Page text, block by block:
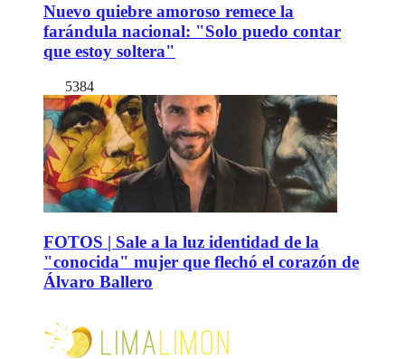
Nuevo quiebre amoroso remece la
farándula nacional: "Solo puedo contar
que estoy soltera"
5384
FOTOS | Sale a la luz identidad de la
"conocida" mujer que flechó el corazón de
Álvaro Ballero